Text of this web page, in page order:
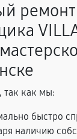
ремонт
так как мы:
быстро
наличию